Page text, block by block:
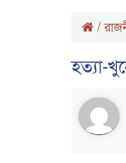
/
হত্যা-